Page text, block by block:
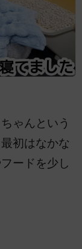
ゃんという
初はなかな
ードを少し